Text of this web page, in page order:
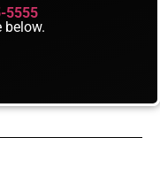
5555